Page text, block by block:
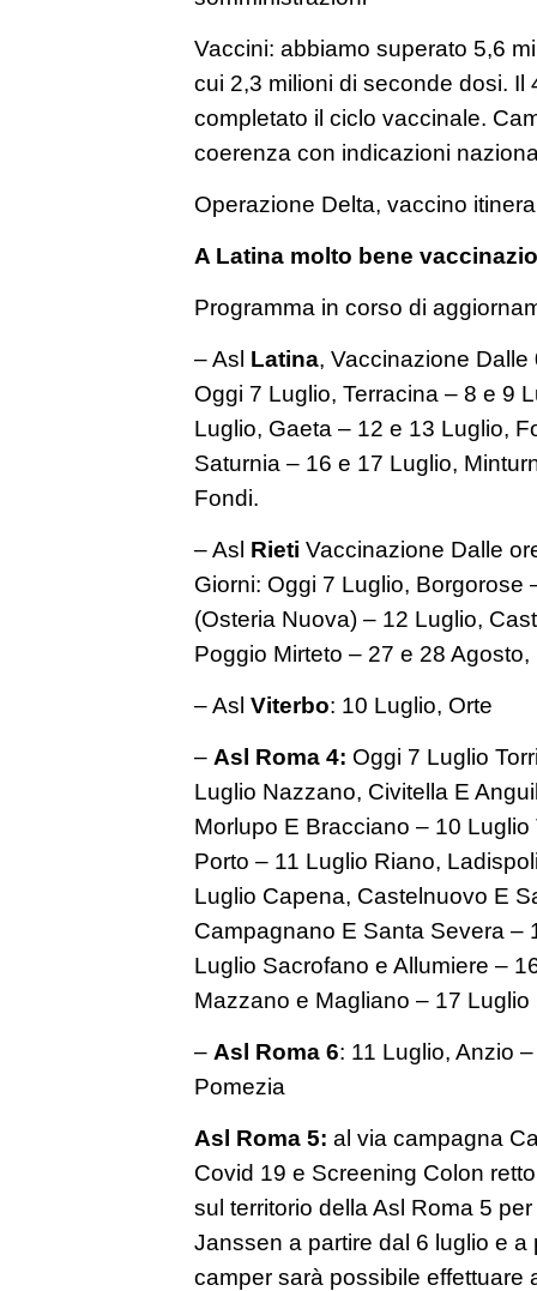
Vaccini: abbiamo superato 5,6
cui 2,3 milioni di seconde dosi.
completato il ciclo vaccinale.
coerenza con indicazioni
Operazione Delta, vaccino
A Latina molto bene
Programma in corso di
– Asl Latina, Vaccinazione
Oggi 7 Luglio, Terracina – 8 e 9
Luglio, Gaeta – 12 e 13 Luglio,
Saturnia – 16 e 17 Luglio,
Fondi.
– Asl Rieti Vaccinazione Dalle
Giorni: Oggi 7 Luglio, Borgorose
(Osteria Nuova) – 12 Luglio,
Poggio Mirteto – 27 e 28 Agosto,
– Asl Viterbo: 10 Luglio, Orte
– Asl Roma 4: Oggi 7 Luglio
Luglio Nazzano, Civitella E
Morlupo E Bracciano – 10
Porto – 11 Luglio Riano,
Luglio Capena, Castelnuovo E
Campagnano E Santa Severa –
Luglio Sacrofano e Allumiere –
Mazzano e Magliano – 17
– Asl Roma 6: 11 Luglio, Anzio
Pomezia
Asl Roma 5: al via campagna
Covid 19 e Screening Colon
sul territorio della Asl Roma 5
Janssen a partire dal 6 luglio e
camper sarà possibile effettuare